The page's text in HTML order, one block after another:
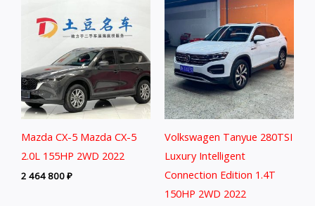
Mazda CX-5 Mazda CX-5
2.0L 155HP 2WD 2022
2 464 800₽
Volkswagen Tanyue 280TSI
Luxury Intelligent
Connection Edition 1.4T
150HP 2WD 2022